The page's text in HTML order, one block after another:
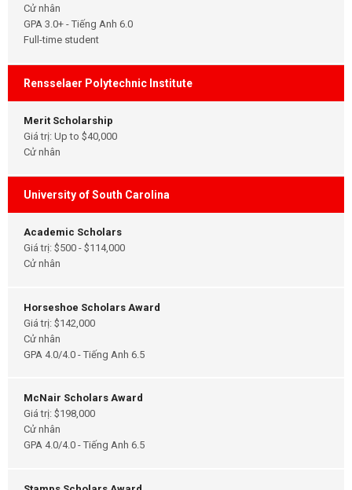
Cử nhân
GPA 3.0+ - Tiếng Anh 6.0
Full-time student
Rensselaer Polytechnic Institute
Merit Scholarship
Giá trị: Up to $40,000
Cử nhân
University of South Carolina
Academic Scholars
Giá trị: $500 - $114,000
Cử nhân
Horseshoe Scholars Award
Giá trị: $142,000
Cử nhân
GPA 4.0/4.0 - Tiếng Anh 6.5
McNair Scholars Award
Giá trị: $198,000
Cử nhân
GPA 4.0/4.0 - Tiếng Anh 6.5